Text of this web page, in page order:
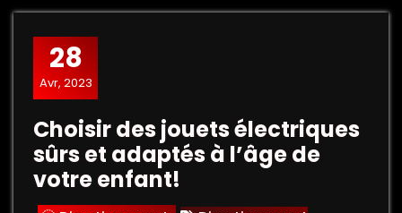
28
Avr, 2023
Choisir des jouets électriques
sûrs et adaptés à l’âge de
votre enfant!